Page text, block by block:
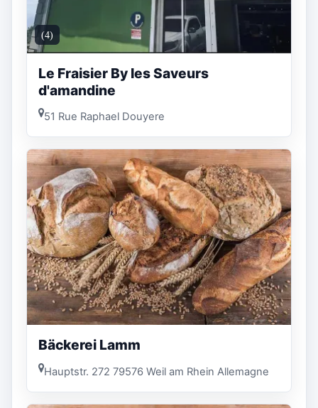
(4)
Le Fraisier By les Saveurs
d'amandine
51 Rue Raphael Douyere
Bäckerei Lamm
Hauptstr. 272 79576 Weil am Rhein Allemagne